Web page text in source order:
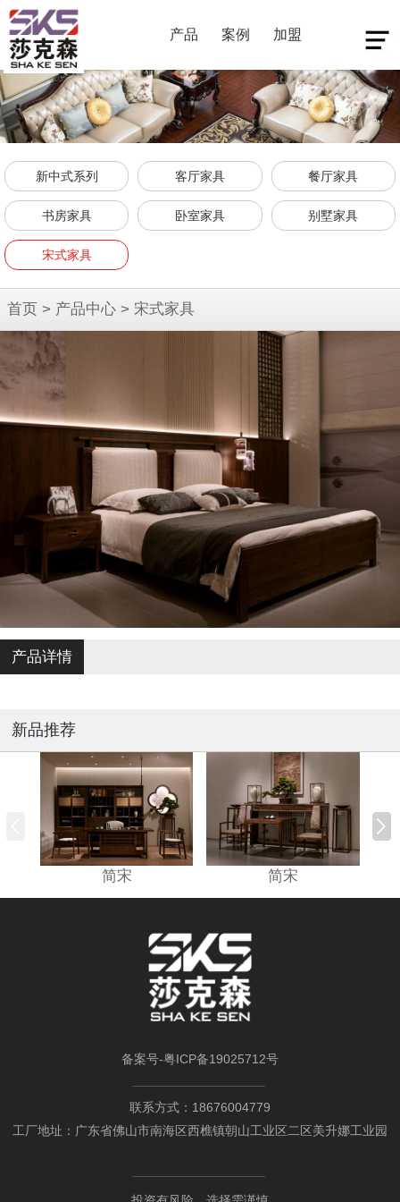
产品 案例 加盟
新中式系列 客厅家具 餐厅家具
书房家具 卧室家具 别墅家具
宋式家具
首页> 产品中心> 宋式家具
产品详情
新品推荐
简宋 简宋
备案号-粤ICP备19025712号
联系方式：18676004779
工厂地址：广东省佛山市南海区西樵镇朝山工业区二区美升娜工业园